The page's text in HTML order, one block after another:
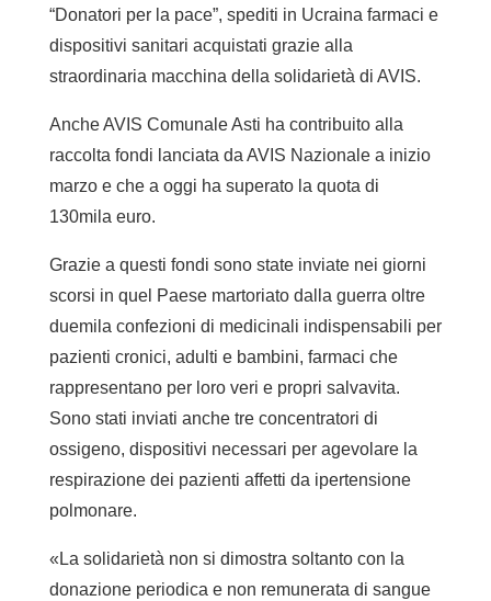
“Donatori per la pace”, spediti in Ucraina farmaci e
dispositivi sanitari acquistati grazie alla
straordinaria macchina della solidarietà di AVIS.
Anche AVIS Comunale Asti ha contribuito alla
raccolta fondi lanciata da AVIS Nazionale a inizio
marzo e che a oggi ha superato la quota di
130mila euro.
Grazie a questi fondi sono state inviate nei giorni
scorsi in quel Paese martoriato dalla guerra oltre
duemila confezioni di medicinali indispensabili per
pazienti cronici, adulti e bambini, farmaci che
rappresentano per loro veri e propri salvavita.
Sono stati inviati anche tre concentratori di
ossigeno, dispositivi necessari per agevolare la
respirazione dei pazienti affetti da ipertensione
polmonare.
«La solidarietà non si dimostra soltanto con la
donazione periodica e non remunerata di sangue